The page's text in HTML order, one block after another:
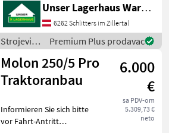
Unser Lagerhaus Warenhandelsges.m.b.H.
6262 Schlitters im Zillertal
Strojevi i
oprema
za travu i
baliranje /
Molon
Premium Plus prodavac
Molon 250/5 Pro
Traktoranbau
6.000
€
sa PDV-om
5.309,73 €
neto
Informieren Sie sich bitte
vor Fahrt-Antritt